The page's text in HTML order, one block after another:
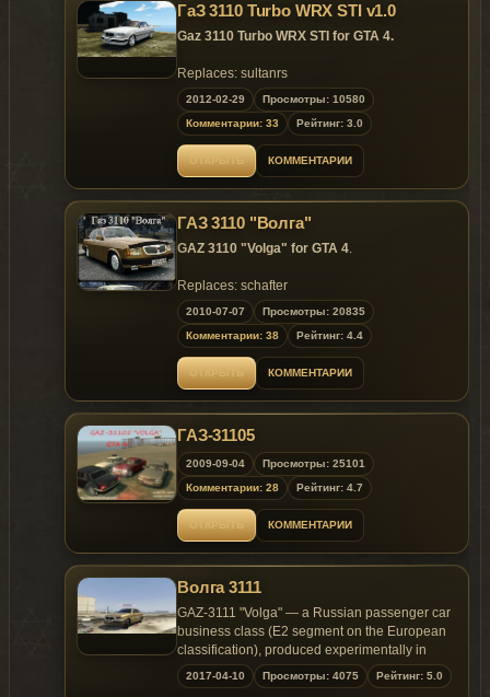
ГаЗ 3110 Turbo WRX STI v1.0
Gaz 3110 Turbo WRX STI for GTA 4.
Replaces: sultanrs
2012-02-29
Просмотры: 10580
Комментарии: 33
Рейтинг: 3.0
КОММЕНТАРИИ
ГАЗ 3110 "Волга"
GAZ 3110 "Volga" for GTA 4.
Replaces: schafter
2010-07-07
Просмотры: 20835
Комментарии: 38
Рейтинг: 4.4
КОММЕНТАРИИ
ГАЗ-31105
2009-09-04
Просмотры: 25101
Комментарии: 28
Рейтинг: 4.7
КОММЕНТАРИИ
Волга 3111
GAZ-3111 "Volga" — a Russian passenger car
business class (E2 segment on the European
classification), produced experimentally in
1998-2005, the Gorky automobile plant.
2017-04-10 Просмотры: 4075 Рейтинг: 5.0